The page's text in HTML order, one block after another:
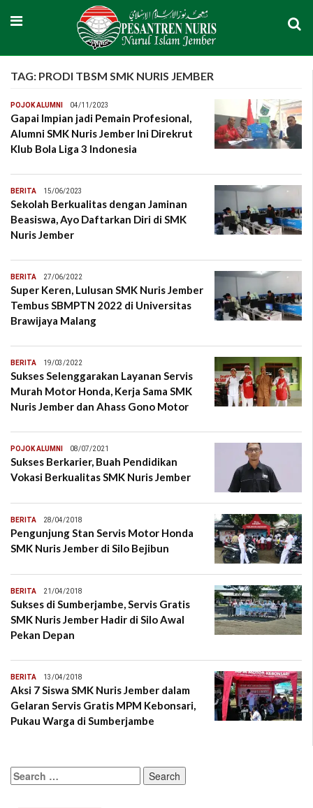
TAG: PRODI TBSM SMK NURIS JEMBER
POJOK ALUMNI 04/11/2023
Gapai Impian jadi Pemain Profesional,
Alumni SMK Nuris Jember Ini Direkrut
Klub Bola Liga 3 Indonesia
BERITA 15/06/2023
Sekolah Berkualitas dengan Jaminan
Beasiswa, Ayo Daftarkan Diri di SMK
Nuris Jember
BERITA 27/06/2022
Super Keren, Lulusan SMK Nuris Jember
Tembus SBMPTN 2022 di Universitas
Brawijaya Malang
BERITA 19/03/2022
Sukses Selenggarakan Layanan Servis
Murah Motor Honda, Kerja Sama SMK
Nuris Jember dan Ahass Gono Motor
POJOK ALUMNI 08/07/2021
Sukses Berkarier, Buah Pendidikan
Vokasi Berkualitas SMK Nuris Jember
BERITA 28/04/2018
Pengunjung Stan Servis Motor Honda
SMK Nuris Jember di Silo Bejibun
BERITA 21/04/2018
Sukses di Sumberjambe, Servis Gratis
SMK Nuris Jember Hadir di Silo Awal
Pekan Depan
BERITA 13/04/2018
Aksi 7 Siswa SMK Nuris Jember dalam
Gelaran Servis Gratis MPM Kebonsari,
Pukau Warga di Sumberjambe
Search
for: